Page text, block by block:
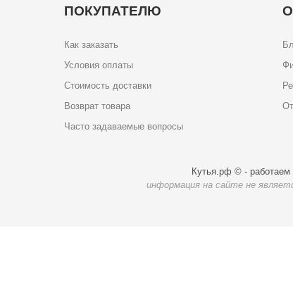
ПОКУПАТЕЛЮ
Как заказать
Условия оплаты
Стоимость доставки
Возврат товара
Часто задаваемые вопросы
Кутья.рф © - работаем
информация на сайте не